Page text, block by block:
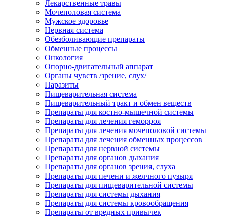
Лекарственные травы
Мочеполовая система
Мужское здоровье
Нервная система
Обезболивающие препараты
Обменные процессы
Онкология
Опорно-двигательный аппарат
Органы чувств /зрение, слух/
Паразиты
Пищеварительная система
Пищеварительный тракт и обмен веществ
Препараты для костно-мышечной системы
Препараты для лечения геморроя
Препараты для лечения мочеполовой системы
Препараты для лечения обменных процессов
Препараты для нервной системы
Препараты для органов дыхания
Препараты для органов зрения, слуха
Препараты для печени и желчного пузыря
Препараты для пищеварительной системы
Препараты для системы дыхания
Препараты для системы кровообращения
Препараты от вредных привычек